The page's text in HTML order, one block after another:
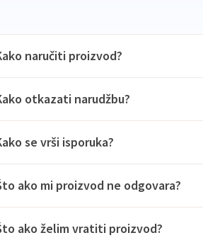
naručiti proizvod?
otkazati narudžbu?
se vrši isporuka?
ako mi proizvod ne odgovara?
ako želim vratiti proizvod?